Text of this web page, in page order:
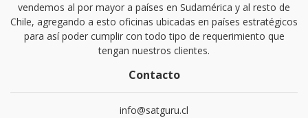
vendemos al por mayor a países en Sudamérica y al resto de
Chile, agregando a esto oficinas ubicadas en países estratégicos
para así poder cumplir con todo tipo de requerimiento que
tengan nuestros clientes.
Contacto
info@satguru.cl